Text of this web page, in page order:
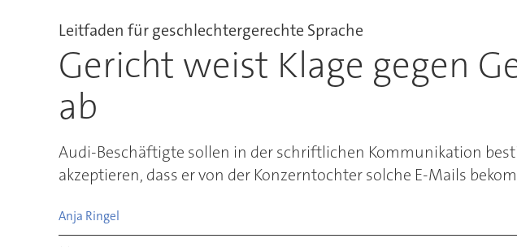
Leitfaden für geschlechtergerechte Sprache
Gericht weist Klage gegen
ab
Audi-Beschäftigte sollen in der schriftlichen Kommunikation
akzeptieren, dass er von der Konzerntochter solche E-Mails
Anja Ringel